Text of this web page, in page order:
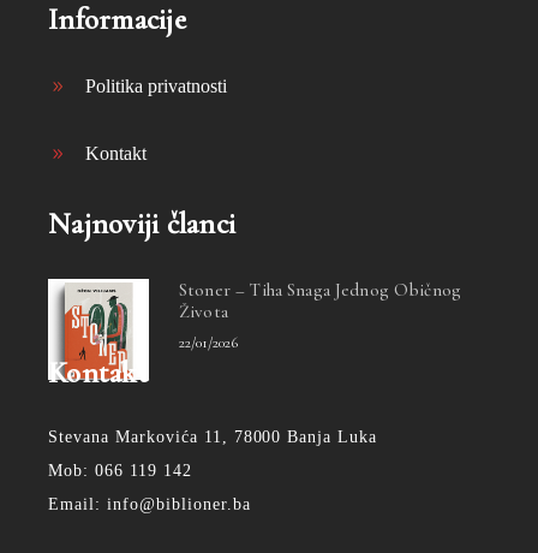
Informacije
Politika privatnosti
Kontakt
Najnoviji članci
Stoner – Tiha Snaga Jednog Običnog
Života
22/01/2026
Kontakt
Stevana Markovića 11, 78000 Banja Luka
Mob: 066 119 142
Email: info@biblioner.ba